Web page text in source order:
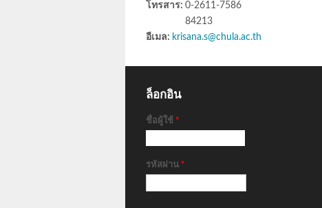
โทรสาร: 0-2611-7586
84213
อีเมล: krisana.s@chula.ac.th
ล็อกอิน
ชื่อผู้ใช้ *
รหัสผ่าน *